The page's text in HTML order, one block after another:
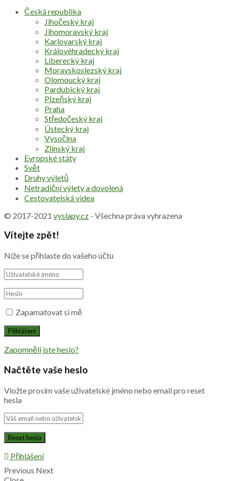
Česká republika
Jihočeský kraj
Jihomoravský kraj
Karlovarský kraj
Královéhradecký kraj
Liberecký kraj
Moravskoslezský kraj
Olomoucký kraj
Pardubický kraj
Plzeňský kraj
Praha
Středočeský kraj
Ústecký kraj
Vysočina
Zlínský kraj
Evropské státy
Svět
Druhy výletů
Netradiční výlety a dovolená
Cestovatelská videa
© 2017-2021 vyslapy.cz - Všechna práva vyhrazena
Vítejte zpět!
Níže se přihlaste do vašeho účtu
Zapamatovat si mě
Zapomněli jste heslo?
Načtěte vaše heslo
Vložte prosím vaše uživatelské jméno nebo email pro reset
hesla
Přihlášení
Previous Next